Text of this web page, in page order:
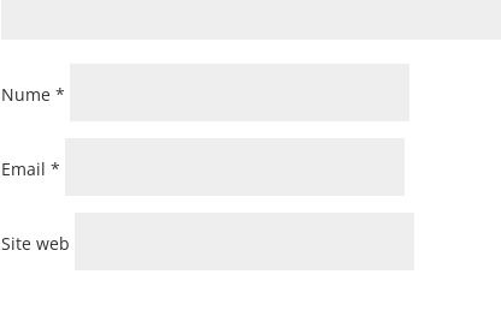
Nume *
Email *
Site web